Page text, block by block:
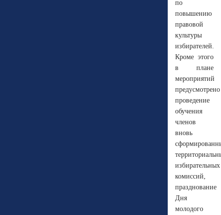
по
повышению
правовой
культуры
избирателей.
Кроме этого
в плане
мероприятий
предусмотрено
проведение
обучения
членов
вновь
избирательных
комиссий,
празднование
Дня
молодого